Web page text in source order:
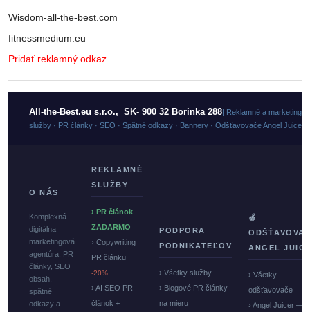
Wisdom-all-the-best.com
fitnessmedium.eu
Pridať reklamný odkaz
All-the-Best.eu s.r.o., SK- 900 32 Borinka 288| Reklamné a
služby · PR články · SEO · Spätné odkazy · Bannery · Odšťavovače Angel Juicer
O NÁS
Komplexná
digitálna
marketingová
agentúra. PR
články, SEO
obsah,
spätné
odkazy a
REKLAMNÉ
SLUŽBY
› PR článok
ZADARMO
› Copywriting
PR článku
-20%
› AI SEO PR
článok +
PODPORA
PODNIKATEĽOV
› Všetky služby
› Blogové PR články
na mieru
🍏
ANGEL
› Všetky
odšťavovače
› Angel Juicer —